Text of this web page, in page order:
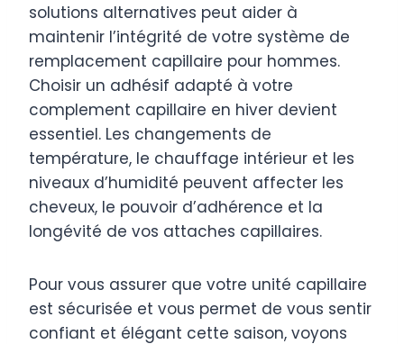
solutions alternatives peut aider à
maintenir l’intégrité de votre système de
remplacement capillaire pour hommes.
Choisir un adhésif adapté à votre
complement capillaire en hiver devient
essentiel. Les changements de
température, le chauffage intérieur et les
niveaux d’humidité peuvent affecter les
cheveux, le pouvoir d’adhérence et la
longévité de vos attaches capillaires.
Pour vous assurer que votre unité capillaire
est sécurisée et vous permet de vous sentir
confiant et élégant cette saison, voyons